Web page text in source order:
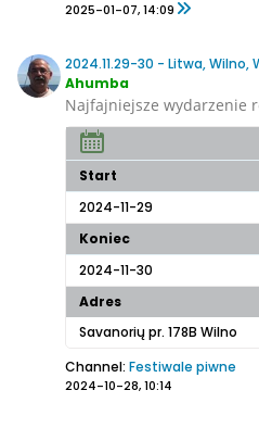
2025-01-07, 14:09
2024.11.29-30 - Litwa, Wilno,
Ahumba
Start
2024-11-29
Koniec
2024-11-30
Adres
Savanorių pr. 178B Wilno
Channel: Festiwale piwne
2024-10-28, 10:14